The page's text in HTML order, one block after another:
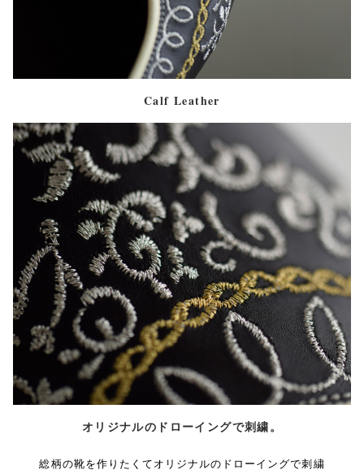
Calf Leather
オリジナルのドローイングで刺繍。
総柄の靴を作りたくてオリジナルのドローイングで刺繍